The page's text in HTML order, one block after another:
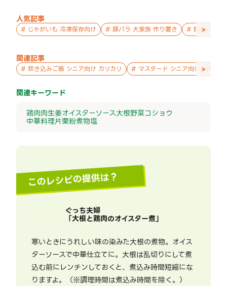
人気記事
# じゃがいも 冷凍保存向け # 豚バラ 大家族 作り置き # 鮭 親子 作
>
関連記事
# 炊き込みご飯 シニア向け カリカリ # マスタード シニア向け 副菜
>
関連キーワード
鶏肉肉生姜オイスターソース大根野菜コショウ
中華料理片栗粉煮物塩
このレシピの提供は？
ぐっち夫婦
「大根と鶏肉のオイスター煮」
寒いときにうれしい味の染みた大根の煮物。オイス
ターソースで中華仕立てに。大根は乱切りにして煮
込む前にレンチンしておくと、煮込み時間短縮にな
りますよ。（※調理時間は煮込み時間を除く。）